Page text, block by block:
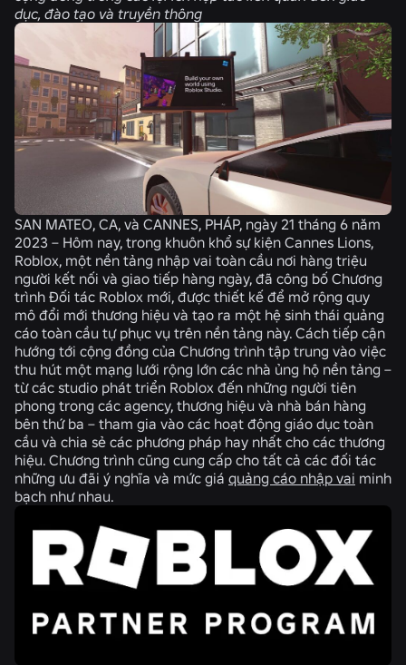
dục, đào tạo và truyền thông
SAN MATEO, CA, và CANNES, PHÁP, ngày 21 tháng 6 năm
2023 – Hôm nay, trong khuôn khổ sự kiện Cannes Lions,
Roblox, một nền tảng nhập vai toàn cầu nơi hàng triệu
người kết nối và giao tiếp hàng ngày, đã công bố Chương
trình Đối tác Roblox mới, được thiết kế để mở rộng quy
mô đổi mới thương hiệu và tạo ra một hệ sinh thái quảng
cáo toàn cầu tự phục vụ trên nền tảng này. Cách tiếp cận
hướng tới cộng đồng của Chương trình tập trung vào việc
thu hút một mạng lưới rộng lớn các nhà ủng hộ nền tảng –
từ các studio phát triển Roblox đến những người tiên
phong trong các agency, thương hiệu và nhà bán hàng
bên thứ ba – tham gia vào các hoạt động giáo dục toàn
cầu và chia sẻ các phương pháp hay nhất cho các thương
hiệu. Chương trình cũng cung cấp cho tất cả các đối tác
những ưu đãi ý nghĩa và mức giá quảng cáo nhập vai minh
bạch như nhau.